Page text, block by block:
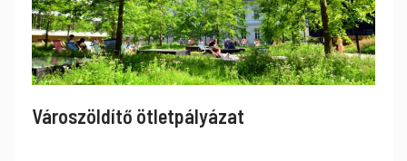
Városzöldítő ötletpályázat